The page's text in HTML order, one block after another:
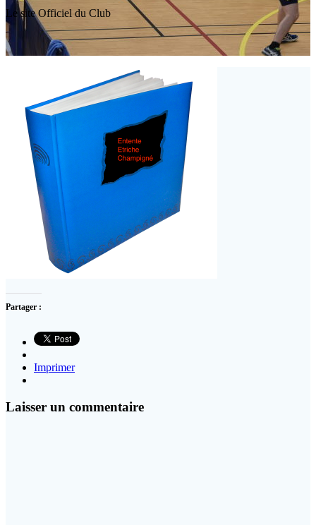
Le site Officiel du Club
Partager :
Imprimer
Laisser un commentaire